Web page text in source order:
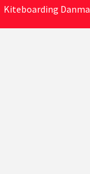
Kiteboarding